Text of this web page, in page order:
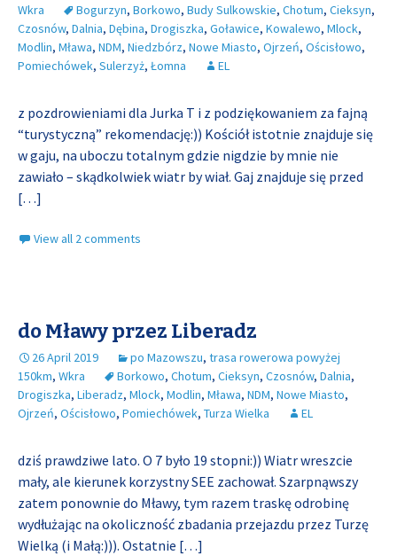
Wkra
Bogurzyn, Borkowo, Budy Sulkowskie, Chotum, Cieksyn,
Czosnów, Dalnia, Dębina, Drogiszka, Goławice, Kowalewo, Mlock,
Modlin, Mława, NDM, Niedzbórz, Nowe Miasto, Ojrzeń, Ościsłowo,
Pomiechówek, Sulerzyż, Łomna EL
z pozdrowieniami dla Jurka T i z podziękowaniem za fajną
“turystyczną” rekomendację:)) Kościół istotnie znajduje się
w gaju, na uboczu totalnym gdzie nigdzie by mnie nie
zawiało – skądkolwiek wiatr by wiał. Gaj znajduje się przed
[…]
View all 2 comments
do Mławy przez Liberadz
26 April 2019 po Mazowszu, trasa rowerowa powyżej
150km, Wkra Borkowo, Chotum, Cieksyn, Czosnów, Dalnia,
Drogiszka, Liberadz, Mlock, Modlin, Mława, NDM, Nowe Miasto,
Ojrzeń, Ościsłowo, Pomiechówek, Turza Wielka EL
dziś prawdziwe lato. O 7 było 19 stopni:)) Wiatr wreszcie
mały, ale kierunek korzystny SEE zachował. Szarpnąwszy
zatem ponownie do Mławy, tym razem traskę odrobinę
wydłużając na okoliczność zbadania przejazdu przez Turzę
Wielką (i Małą:))). Ostatnie […]